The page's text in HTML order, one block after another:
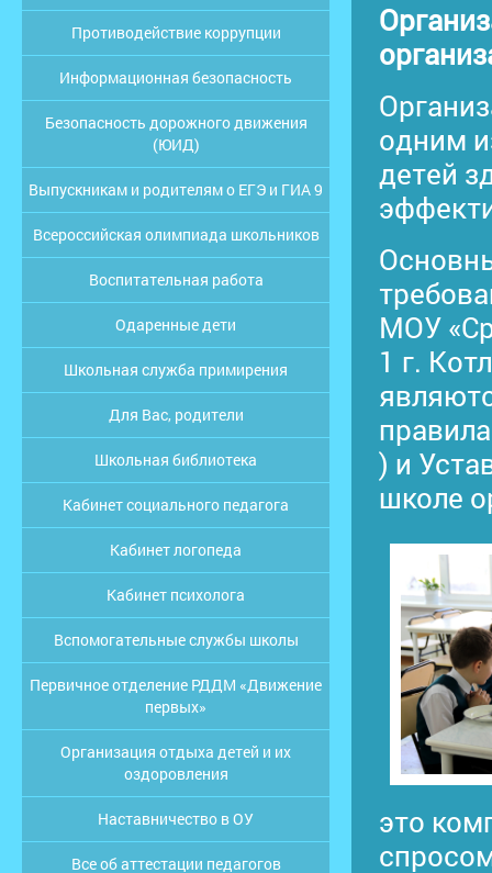
Противодействие коррупции
Информационная безопасность
Безопасность дорожного движения
(ЮИД)
Выпускникам и родителям о ЕГЭ и ГИА 9
Всероссийская олимпиада школьников
Воспитательная работа
Одаренные дети
Школьная служба примирения
Для Вас, родители
Школьная библиотека
Кабинет социального педагога
Кабинет логопеда
Кабинет психолога
Вспомогательные службы школы
Первичное отделение РДДМ «Движение
первых»
Организация отдыха детей и их
оздоровления
Наставничество в ОУ
Все об аттестации педагогов
одним
детей
МОУ
1 г.
) и
школе
это